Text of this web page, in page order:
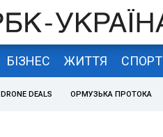
БІЗНЕС ЖИТТЯ СПОРТ
DRONE DEALS ОРМУЗЬКА ПРОТОКА